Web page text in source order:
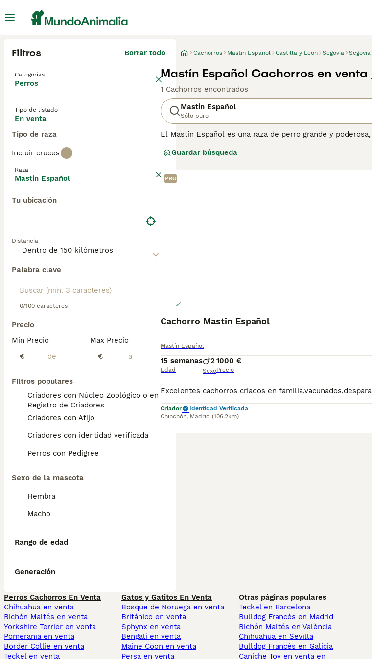
Filtros Borrar todo
Categorías
Perros
Tipo de listado
En venta
Tipo de raza
Incluir cruces
Raza
Mastín Español
Tu ubicación
Distancia
Palabra clave
0/100 caracteres
Precio
Min Precio
€
Max Precio
€
Filtros populares
Criadores con Núcleo Zoológico o en el
Registro de Criadores
Criadores con Afijo
Criadores con identidad verificada
Perros con Pedigree
Sexo de la mascota
Hembra
Macho
Rango de edad
Generación
Cachorros Mastín Español Castilla y León Segovia Segovia
Mastín Español Cachorros en venta
1 Cachorros encontrados
Mastín Español
Sólo puro
El Mastín Español es una raza de perro grande y
temperamento calmado, valiente y leal, el Mastín
donde puede ejercer sus instintos de protección.
Guardar búsqueda
PRO
Cachorro Mastin Español
Mastín Español
15 semanas
Edad
2
Sexo
1000 €
Precio
Criador
Identidad Verificada
Chinchón, Madrid (106.2km)
Perros Cachorros En Venta
Chihuahua en venta
Bichón Maltés en venta
Yorkshire Terrier en venta
Pomerania en venta
Border Collie en venta
Teckel en venta
Gatos y Gatitos En Venta
Bosque de Noruega en venta
Británico en venta
Sphynx en venta
Bengalí en venta
Maine Coon en venta
Persa en venta
Otras páginas populares
Teckel en Barcelona
Bulldog Francés en Madrid
Bichón Maltés en València
Chihuahua en Sevilla
Bulldog Francés en Galicia
Caniche Toy en venta en